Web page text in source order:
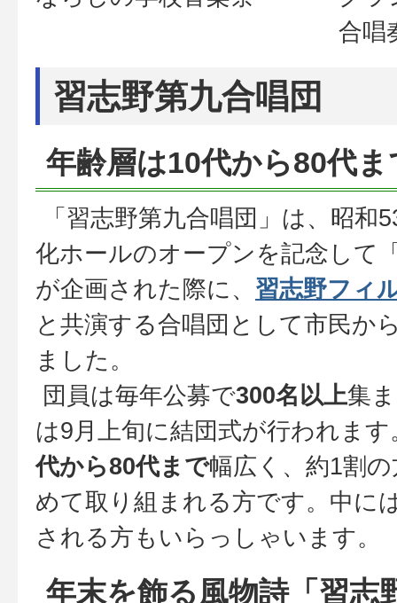
合唱
習志野第九合唱団
年齢層は10代から80代ま
「習志野第九合唱団」は、昭和
化ホールのオープンを記念して
が企画された際に、 習志野フィ
と共演する合唱団として市民か
ました。
団員は毎年公募で300名以上集
は9月上旬に結団式が行われま
代から80代まで幅広く、約1割
めて取り組まれる方です。中に
される方もいらっしゃいます。
年末を飾る風物詩「習志